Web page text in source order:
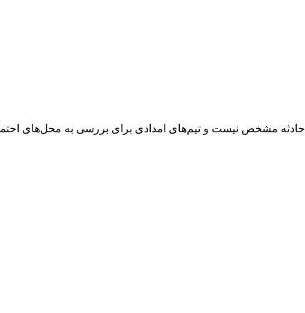
مشخص نیست و تیم‌های امدادی برای بررسی به محل‌های